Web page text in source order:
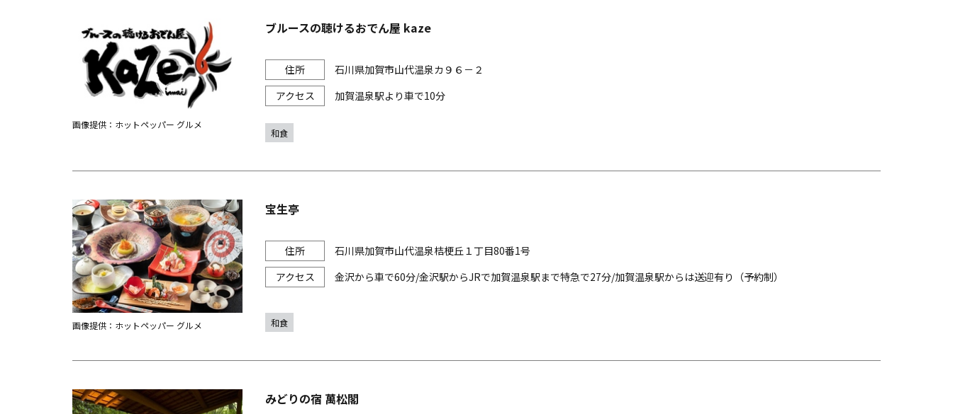
ブルースの聴けるおでん屋 kaze
石川県加賀市山代温泉カ９６－２
加賀温泉駅より車で10分
画像提供：ホットペッパー グルメ
和食
宝生亭
石川県加賀市山代温泉桔梗丘１丁目80番1号
金沢から車で60分/金沢駅からJRで加賀温泉駅まで特急で27分/加賀温泉駅からは送迎有り（予約制）
画像提供：ホットペッパー グルメ 和食
みどりの宿 萬松閣